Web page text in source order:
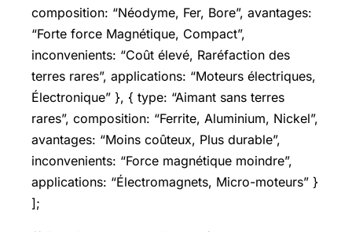
composition: “Néodyme, Fer, Bore”, avantages:
“Forte force Magnétique, Compact”,
inconvenients: “Coût élevé, Raréfaction des
terres rares”, applications: “Moteurs électriques,
Électronique” }, { type: “Aimant sans terres
rares”, composition: “Ferrite, Aluminium, Nickel”,
avantages: “Moins coûteux, Plus durable”,
inconvenients: “Force magnétique moindre”,
applications: “Électromagnets, Micro-moteurs” }
];